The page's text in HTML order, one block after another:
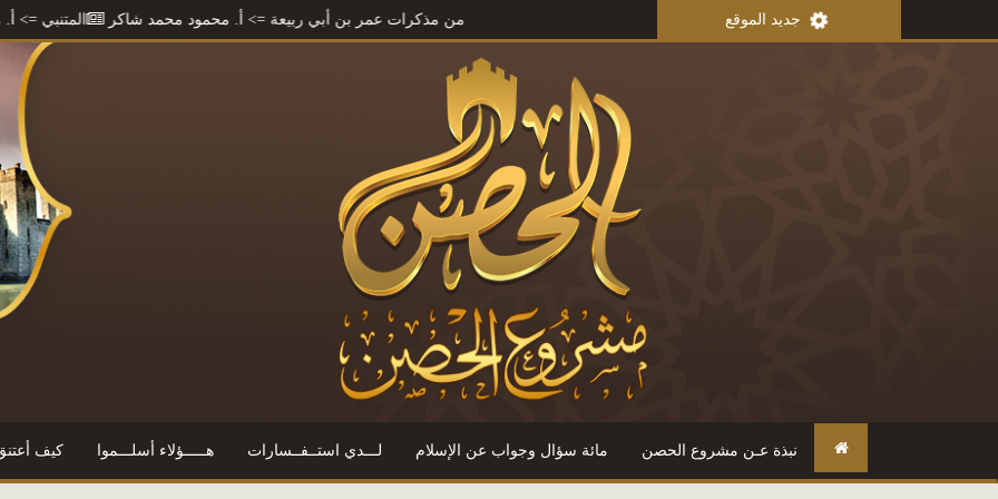
جديد الموقع المتنبي=> أ. محمود من مذكرات عمر بن أبي ربيعة => أ. محمود محمد شاكر
نبذة عـن مشروع الحصن مائة سؤال وجواب عن الإسلام لـــدي استــفــسارات هـــــؤلاء أسلـــموا كيف